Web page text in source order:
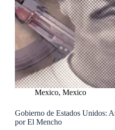
Mexico, Mexico
Gobierno de Estados Unidos:
por El Mencho